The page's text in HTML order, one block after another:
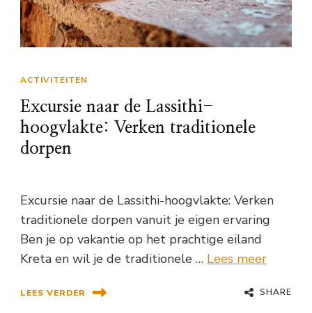
ACTIVITEITEN
Excursie naar de Lassithi-
hoogvlakte: Verken traditionele
dorpen
Excursie naar de Lassithi-hoogvlakte: Verken
traditionele dorpen vanuit je eigen ervaring
Ben je op vakantie op het prachtige eiland
Kreta en wil je de traditionele … Lees meer
LEES VERDER SHARE